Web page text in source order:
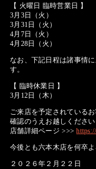
【 火曜日 臨時営業日 】
3月3日（火）
3月31日（火）
4月7日（火）
4月28日（火）
なお、下記日程は諸事情に
す。
【 臨時休業日 】
3月12日（木）
ご来店を予定されている
確認のうえお越しくださ
店舗詳細ページ >>>
今後とも六本木店を何卒
２０２６年２月２２日